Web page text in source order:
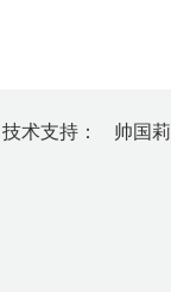
技术支持 ： 帅国莉